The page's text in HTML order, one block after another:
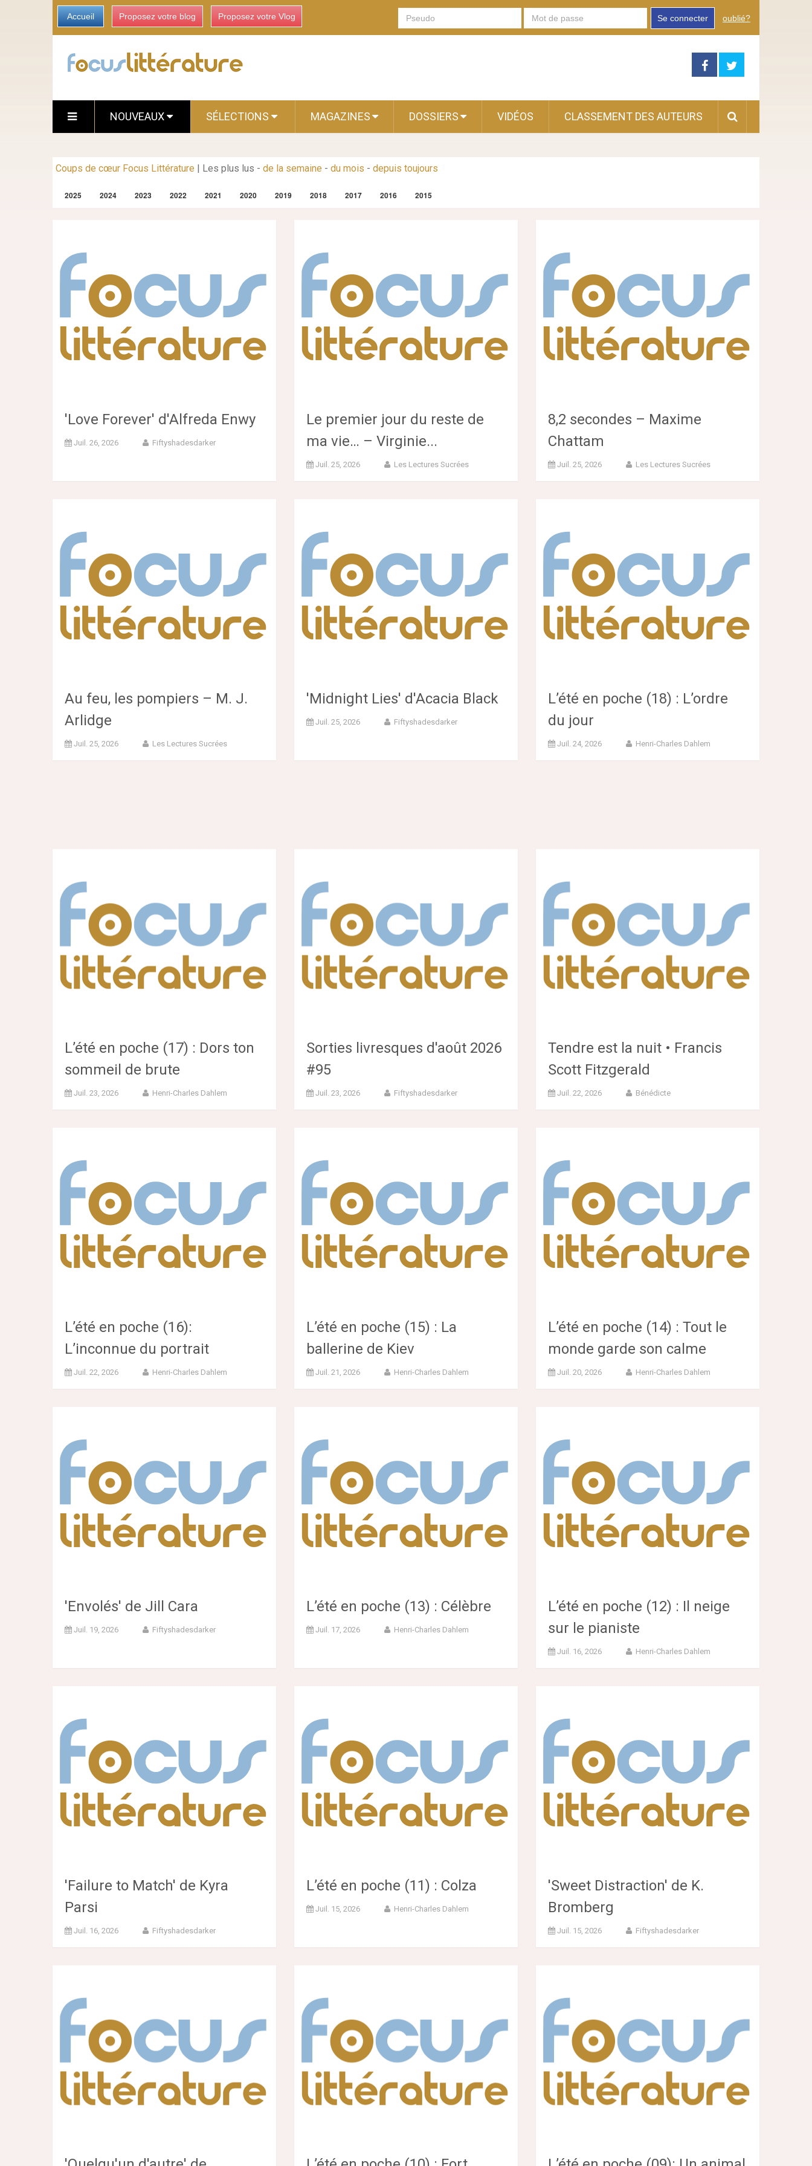
Accueil Proposez votre blog Proposez votre Vlog Se connecter oublié?
NOUVEAUX SÉLECTIONS MAGAZINES DOSSIERS VIDÉOS CLASSEMENT DES AUTEURS
Coups de cœur Focus Littérature | Les plus lus - de la semaine - du mois - depuis toujours
2025 2024 2023 2022 2021 2020 2019 2018 2017 2016 2015
'Love Forever' d'Alfreda Enwy
Juil. 26, 2026 Fiftyshadesdarker
Le premier jour du reste de
ma vie… – Virginie...
Juil. 25, 2026 Les Lectures Sucrées
8,2 secondes – Maxime
Chattam
Juil. 25, 2026 Les Lectures Sucrées
Au feu, les pompiers – M. J.
Arlidge
Juil. 25, 2026 Les Lectures Sucrées
'Midnight Lies' d'Acacia Black
Juil. 25, 2026 Fiftyshadesdarker
L’été en poche (18) : L’ordre
du jour
Juil. 24, 2026 Henri-Charles Dahlem
L’été en poche (17) : Dors ton
sommeil de brute
Juil. 23, 2026 Henri-Charles Dahlem
Sorties livresques d'août 2026
#95
Juil. 23, 2026 Fiftyshadesdarker
Tendre est la nuit • Francis
Scott Fitzgerald
Juil. 22, 2026 Bénédicte
L’été en poche (16):
L’inconnue du portrait
Juil. 22, 2026 Henri-Charles Dahlem
L’été en poche (15) : La
ballerine de Kiev
Juil. 21, 2026 Henri-Charles Dahlem
L’été en poche (14) : Tout le
monde garde son calme
Juil. 20, 2026 Henri-Charles Dahlem
'Envolés' de Jill Cara
Juil. 19, 2026 Fiftyshadesdarker
L’été en poche (13) : Célèbre
Juil. 17, 2026 Henri-Charles Dahlem
L’été en poche (12) : Il neige
sur le pianiste
Juil. 16, 2026 Henri-Charles Dahlem
'Failure to Match' de Kyra
Parsi
Juil. 16, 2026 Fiftyshadesdarker
L’été en poche (11) : Colza
Juil. 15, 2026 Henri-Charles Dahlem
'Sweet Distraction' de K.
Bromberg
Juil. 15, 2026 Fiftyshadesdarker